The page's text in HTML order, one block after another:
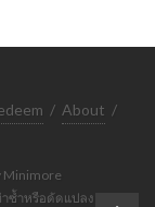
/ About /
Minimore
ซ้ำหรือดัดแปลง